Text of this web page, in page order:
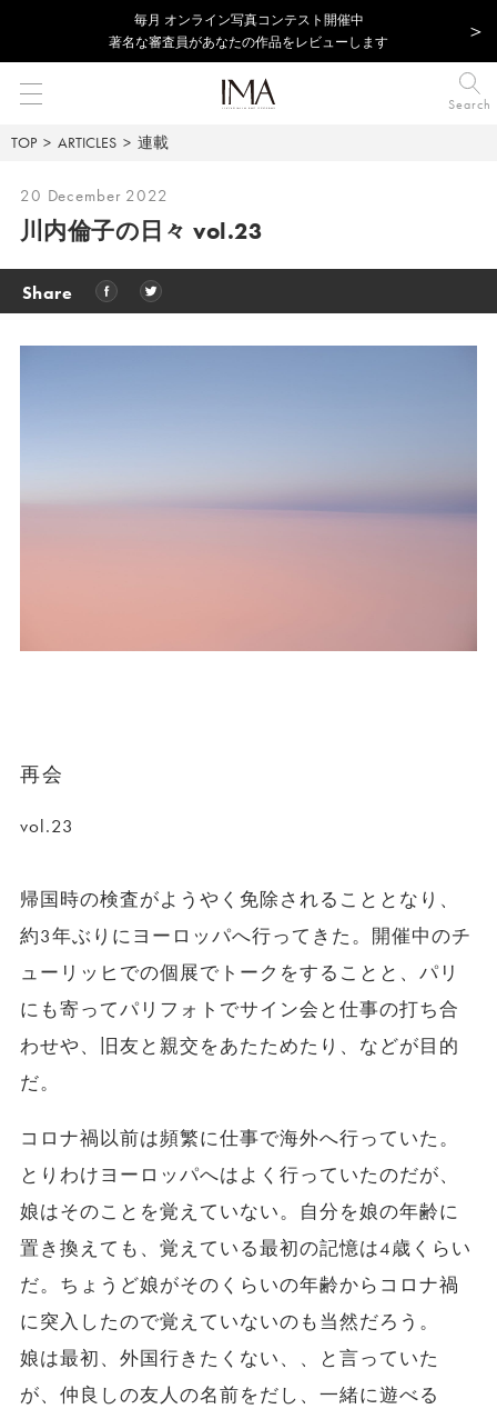
毎⽉ オンライン写真コンテスト開催中
著名な審査員があなたの作品をレビューします
Search
TOP ARTICLES 連載
20 December 2022
川内倫子の日々 vol.23
Share
再会
vol.23
帰国時の検査がようやく免除されることとなり、
約3年ぶりにヨーロッパへ行ってきた。開催中のチ
ューリッヒでの個展でトークをすることと、パリ
にも寄ってパリフォトでサイン会と仕事の打ち合
わせや、旧友と親交をあたためたり、などが目的
だ。
コロナ禍以前は頻繁に仕事で海外へ行っていた。
とりわけヨーロッパへはよく行っていたのだが、
娘はそのことを覚えていない。自分を娘の年齢に
置き換えても、覚えている最初の記憶は4歳くらい
だ。ちょうど娘がそのくらいの年齢からコロナ禍
に突入したので覚えていないのも当然だろう。
娘は最初、外国行きたくない、、と言っていた
が、仲良しの友人の名前をだし、一緒に遊べる